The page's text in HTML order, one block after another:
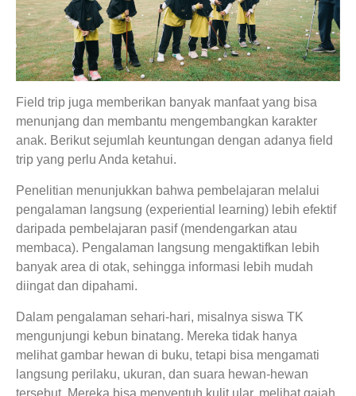
Field trip juga memberikan banyak manfaat yang bisa
menunjang dan membantu mengembangkan karakter
anak. Berikut sejumlah keuntungan dengan adanya field
trip yang perlu Anda ketahui.
Penelitian menunjukkan bahwa pembelajaran melalui
pengalaman langsung (experiential learning) lebih efektif
daripada pembelajaran pasif (mendengarkan atau
membaca). Pengalaman langsung mengaktifkan lebih
banyak area di otak, sehingga informasi lebih mudah
diingat dan dipahami.
Dalam pengalaman sehari-hari, misalnya siswa TK
mengunjungi kebun binatang. Mereka tidak hanya
melihat gambar hewan di buku, tetapi bisa mengamati
langsung perilaku, ukuran, dan suara hewan-hewan